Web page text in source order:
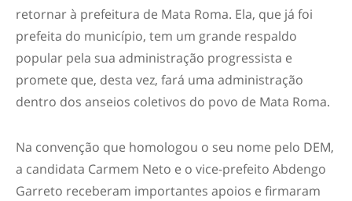
retornar à prefeitura de Mata Roma. Ela, que já foi
prefeita do município, tem um grande respaldo
popular pela sua administração progressista e
promete que, desta vez, fará uma administração
dentro dos anseios coletivos do povo de Mata Roma.
Na convenção que homologou o seu nome pelo DEM,
a candidata Carmem Neto e o vice-prefeito Abdengo
Garreto receberam importantes apoios e firmaram